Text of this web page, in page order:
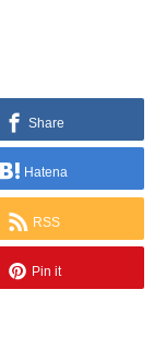
Share
Hatena
RSS
Pin it